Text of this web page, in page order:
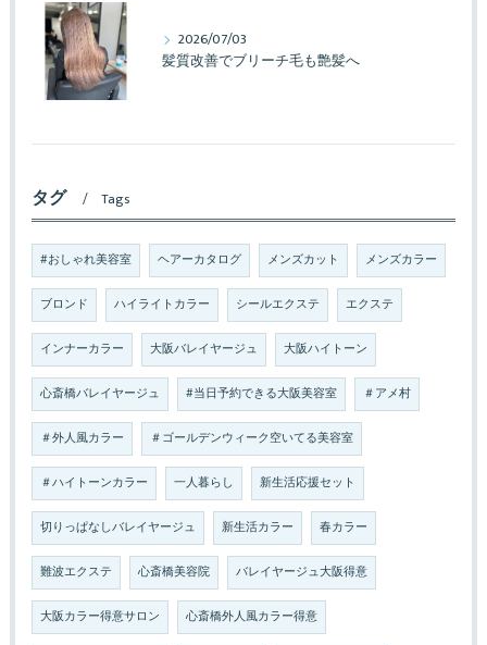
2026/07/03
髪質改善でブリーチ毛も艶髪へ
タグ Tags
#おしゃれ美容室 ヘアーカタログ メンズカット メンズカラー
ブロンド ハイライトカラー シールエクステ エクステ
インナーカラー 大阪バレイヤージュ 大阪ハイトーン
心斎橋バレイヤージュ #当日予約できる大阪美容室 ＃アメ村
＃外人風カラー ＃ゴールデンウィーク空いてる美容室
＃ハイトーンカラー 一人暮らし 新生活応援セット
切りっぱなしバレイヤージュ 新生活カラー 春カラー
難波エクステ 心斎橋美容院 バレイヤージュ大阪得意
大阪カラー得意サロン 心斎橋外人風カラー得意